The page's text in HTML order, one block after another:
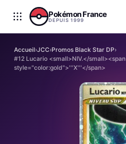
Aller au contenu
Pokémon France
DEPUIS 1999
Accueil›JCC›Promos Black Star DP›
#12 Lucario <small>NIV.</small><span
style="color:gold">'''X'''</span>